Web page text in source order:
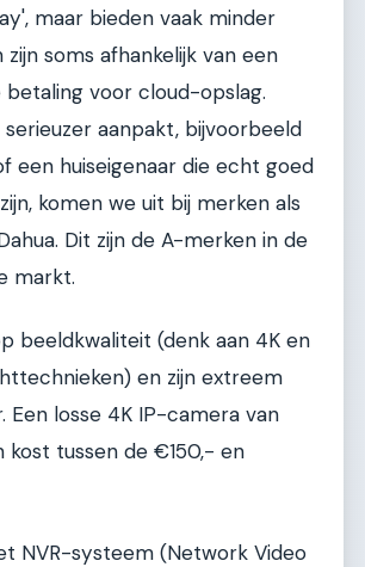
maar bieden vaak minder
soms afhankelijk van een
betaling voor cloud-opslag.
aanpakt, bijvoorbeeld
een huiseigenaar die echt goed
komen we uit bij merken als
Dit zijn de A-merken in de
markt.
beeldkwaliteit (denk aan 4K en
en zijn extreem
Een losse 4K IP-camera van
kost tussen de €150,- en
NVR-systeem (Network Video